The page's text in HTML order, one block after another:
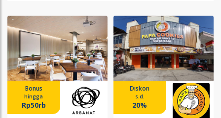
Bonus
hingga
Rp50rb
Diskon
s.d.
20%